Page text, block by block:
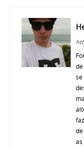
se
as